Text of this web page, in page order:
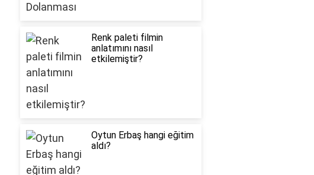
Renk paleti filmin
anlatımını nasıl
etkilemiştir?
Oytun Erbaş hangi eğitim
aldı?